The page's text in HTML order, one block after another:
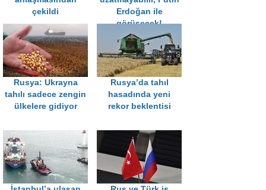
çekildi
Erdoğan ile
görüşecek!
Rusya: Ukrayna
tahılı sadece zengin
ülkelere gidiyor
Rusya’da tahıl
hasadında yeni
rekor beklentisi